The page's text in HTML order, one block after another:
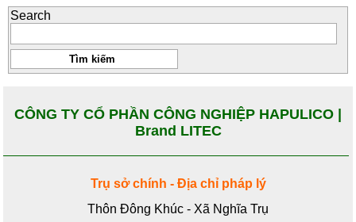
Search
CÔNG TY CỔ PHẦN CÔNG NGHIỆP HAPULICO |
Brand LITEC
Trụ sở chính - Địa chỉ pháp lý
Thôn Đông Khúc - Xã Nghĩa Trụ